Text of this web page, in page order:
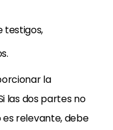
testigos,
la
las dos partes no
relevante, debe